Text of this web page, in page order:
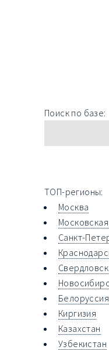
Поиск по базе:
ТОП-регионы:
Москва
Санкт-
Белоруссия
Киргизия
Казахстан
Узбекистан